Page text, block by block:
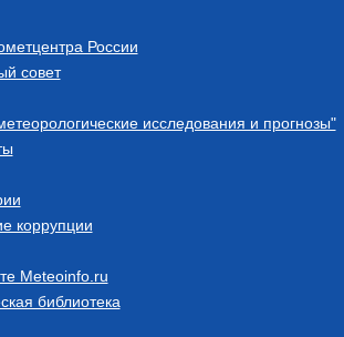
России
совет
исследования и прогнозы"
коррупции
Meteoinfo.ru
библиотека